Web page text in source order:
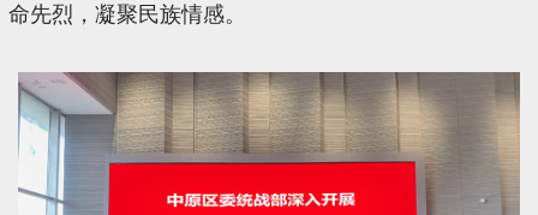
命先烈，凝聚民族情感。